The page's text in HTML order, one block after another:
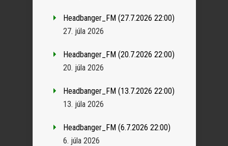
Headbanger_FM (27.7.2026 22:00)
27. júla 2026
Headbanger_FM (20.7.2026 22:00)
20. júla 2026
Headbanger_FM (13.7.2026 22:00)
13. júla 2026
Headbanger_FM (6.7.2026 22:00)
6. júla 2026